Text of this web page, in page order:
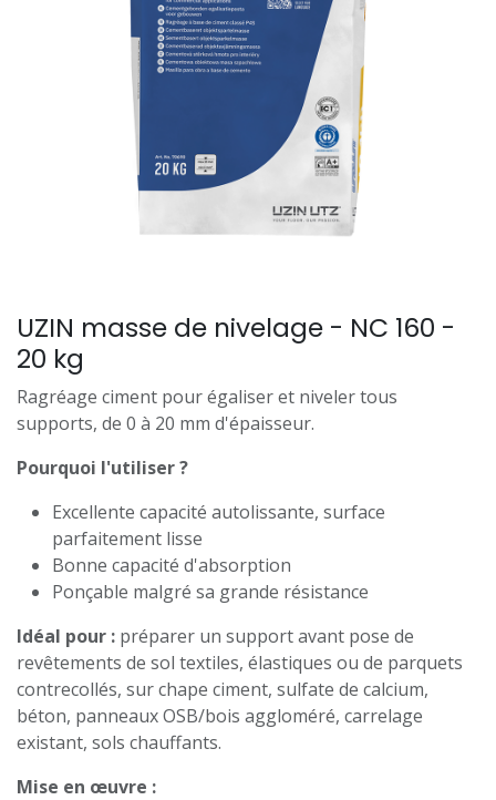
UZIN masse de nivelage - NC 160 -
20 kg
Ragréage ciment pour égaliser et niveler tous
supports, de 0 à 20 mm d'épaisseur.
Pourquoi l'utiliser ?
Excellente capacité autolissante, surface
parfaitement lisse
Bonne capacité d'absorption
Ponçable malgré sa grande résistance
Idéal pour : préparer un support avant pose de
revêtements de sol textiles, élastiques ou de parquets
contrecollés, sur chape ciment, sulfate de calcium,
béton, panneaux OSB/bois aggloméré, carrelage
existant, sols chauffants.
Mise en œuvre :